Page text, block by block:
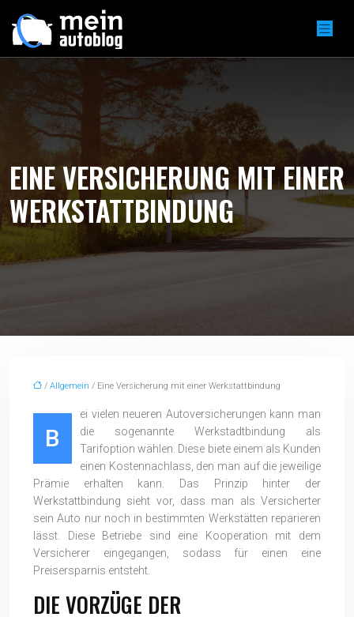
EINE VERSICHERUNG MIT EINER
WERKSTATTBINDUNG
/ Allgemein / Eine Versicherung mit einer Werkstattbindung
B
ei vielen neueren Autoversicherungen kann man
die sogenannte Werkstadtbindung als
Tarifoption wählen. Diese biete einem als Kunden
einen Kostennachlass, den man auf die jeweilige
Prämie erhalten kann. Das Prinzip hinter der
Werkstattbindung sieht vor, dass man als Versicherter
sein Auto nur noch in bestimmten Werkstätten reparieren
lässt. Diese Betriebe sind eine Kooperation mit dem
Versicherer eingegangen, sodass für einen eine
Preisersparnis entsteht.
DIE VORZÜGE DER